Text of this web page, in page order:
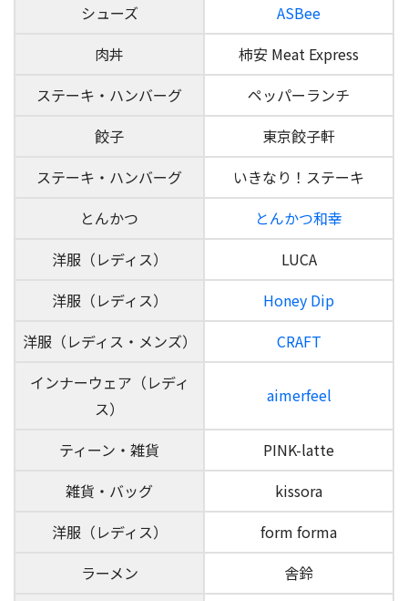
シューズ
ASBee
肉丼
柿安 Meat Express
ステーキ・ハンバーグ
ペッパーランチ
餃子
東京餃子軒
ステーキ・ハンバーグ
いきなり！ステーキ
とんかつ
とんかつ和幸
洋服（レディス）
LUCA
洋服（レディス）
Honey Dip
洋服（レディス・メンズ）
CRAFT
インナーウェア（レディ
ス）
aimerfeel
ティーン・雑貨
PINK-latte
雑貨・バッグ
kissora
洋服（レディス）
form forma
ラーメン
舎鈴